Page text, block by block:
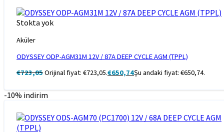
Stokta yok
Aküler
ODYSSEY ODP-AGM31M 12V / 87A DEEP CYCLE AGM (TPPL)
€723,05Orijinal fiyat: €723,05.€650,74Şu andaki fiyat: €650,74.
-10% indirim